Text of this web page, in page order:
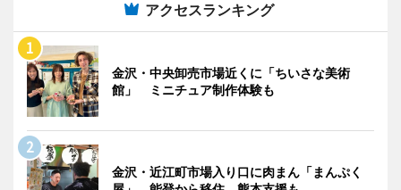
アクセスランキング
金沢・中央卸売市場近くに「ちいさな美術
館」 ミニチュア制作体験も
金沢・近江町市場入り口に肉まん「まんぷく